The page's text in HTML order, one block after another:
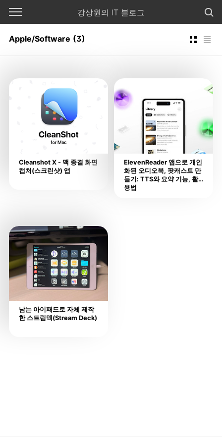
강상원의 IT 블로그
Apple/Software (3)
Cleanshot X - 맥 종결 화면
캡처(스크린샷) 앱
ElevenReader 앱으로 개인
화된 오디오북, 팟캐스트 만
들기: TTS와 요약 기능, 활
용법
남는 아이패드로 자체 제작
한 스트림덱(Stream Deck)